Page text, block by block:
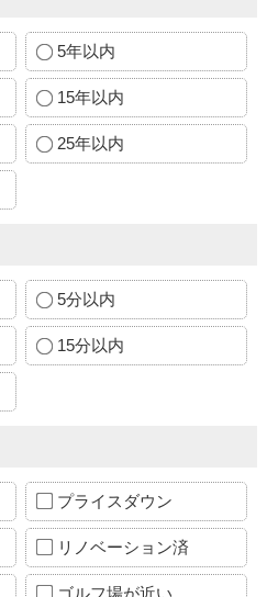
5年以内
15年以内
25年以内
5分以内
15分以内
プライスダウン
リノベーション済
ゴルフ場が近い